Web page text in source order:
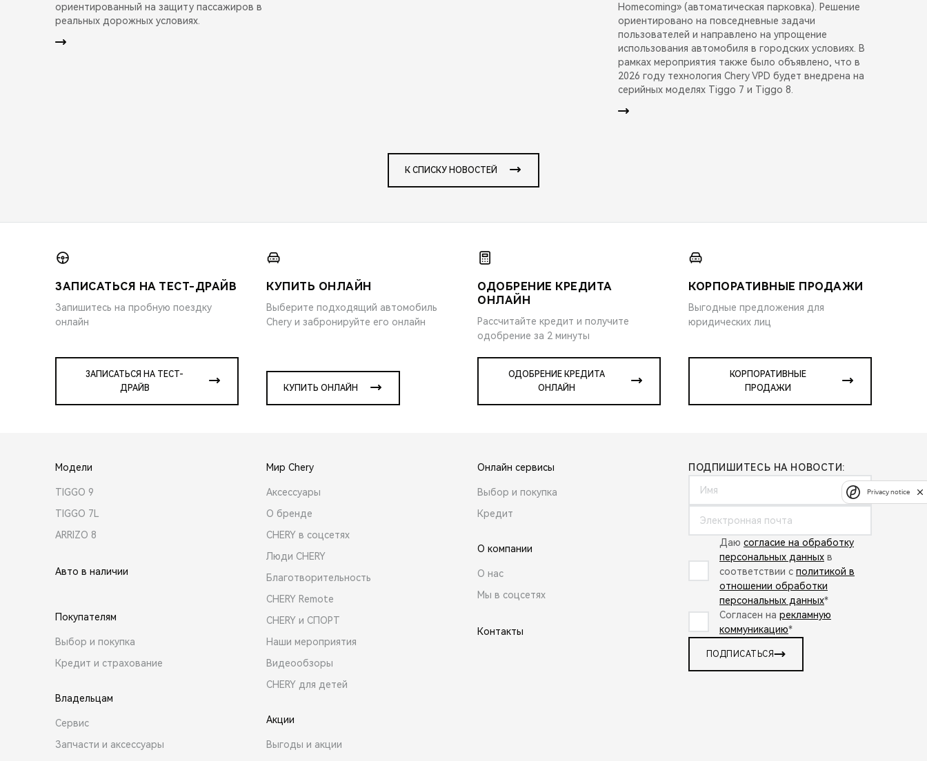
ориентированный на защиту пассажиров в
реальных дорожных условиях.
Homecoming» (автоматическая парковка). Решение
ориентировано на повседневные задачи
пользователей и направлено на упрощение
использования автомобиля в городских условиях. В
рамках мероприятия также было объявлено, что в
2026 году технология Chery VPD будет внедрена на
серийных моделях Tiggo 7 и Tiggo 8.
К СПИСКУ НОВОСТЕЙ
ЗАПИСАТЬСЯ НА ТЕСТ-ДРАЙВ
Запишитесь на пробную поездку
онлайн
ЗАПИСАТЬСЯ НА ТЕСТ-
ДРАЙВ
КУПИТЬ ОНЛАЙН
Выберите подходящий автомобиль
Chery и забронируйте его онлайн
КУПИТЬ ОНЛАЙН
ОДОБРЕНИЕ КРЕДИТА
ОНЛАЙН
Рассчитайте кредит и получите
одобрение за 2 минуты
ОДОБРЕНИЕ КРЕДИТА
ОНЛАЙН
КОРПОРАТИВНЫЕ ПРОДАЖИ
Выгодные предложения для
юридических лиц
КОРПОРАТИВНЫЕ
ПРОДАЖИ
Модели
TIGGO 9
TIGGO 7L
ARRIZO 8
Авто в наличии
Покупателям
Выбор и покупка
Кредит и страхование
Владельцам
Сервис
Запчасти и аксессуары
Мир Chery
Аксессуары
О бренде
CHERY в соцсетях
Люди CHERY
Благотворительность
CHERY Remote
CHERY и СПОРТ
Наши мероприятия
Видеообзоры
CHERY для детей
Акции
Выгоды и акции
Онлайн сервисы
Выбор и покупка
Кредит
О компании
О нас
Мы в соцсетях
Контакты
ПОДПИШИТЕСЬ НА НОВОСТИ:
Даю согласие на обработку
персональных данных в
соответствии с политикой в
отношении обработки
персональных данных*
Согласен на рекламную
коммуникацию*
ПОДПИСАТЬСЯ
Privacy notice